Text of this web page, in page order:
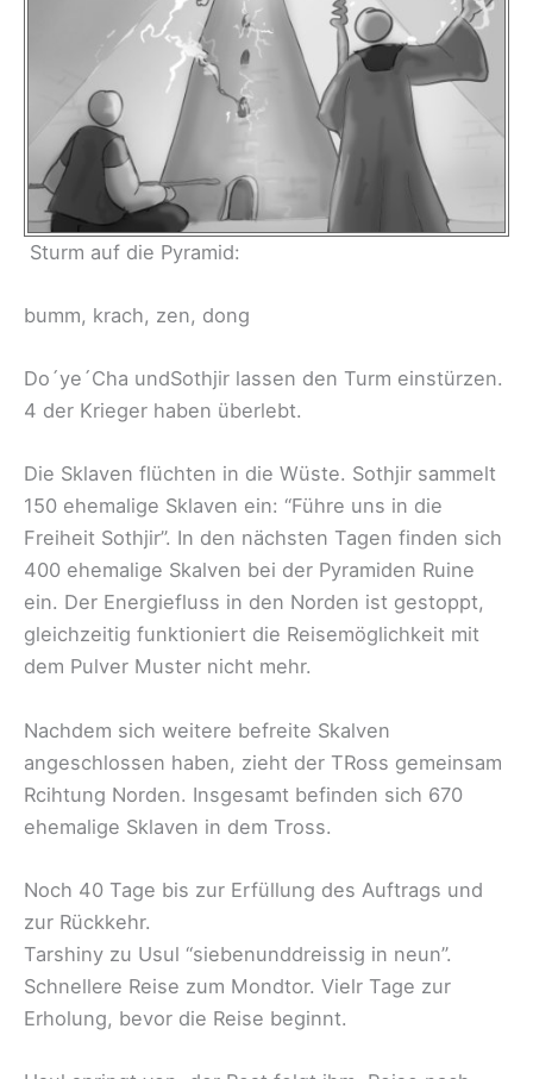
Sturm auf die Pyramid:
bumm, krach, zen, dong
Do´ye´Cha undSothjir lassen den Turm einstürzen.
4 der Krieger haben überlebt.
Die Sklaven flüchten in die Wüste. Sothjir sammelt
150 ehemalige Sklaven ein: “Führe uns in die
Freiheit Sothjir”. In den nächsten Tagen finden sich
400 ehemalige Skalven bei der Pyramiden Ruine
ein. Der Energiefluss in den Norden ist gestoppt,
gleichzeitig funktioniert die Reisemöglichkeit mit
dem Pulver Muster nicht mehr.
Nachdem sich weitere befreite Skalven
angeschlossen haben, zieht der TRoss gemeinsam
Rcihtung Norden. Insgesamt befinden sich 670
ehemalige Sklaven in dem Tross.
Noch 40 Tage bis zur Erfüllung des Auftrags und
zur Rückkehr.
Tarshiny zu Usul “siebenunddreissig in neun”.
Schnellere Reise zum Mondtor. Vielr Tage zur
Erholung, bevor die Reise beginnt.